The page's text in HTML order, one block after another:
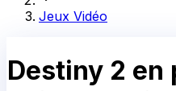
Jeux Vidéo
Destiny 2 en